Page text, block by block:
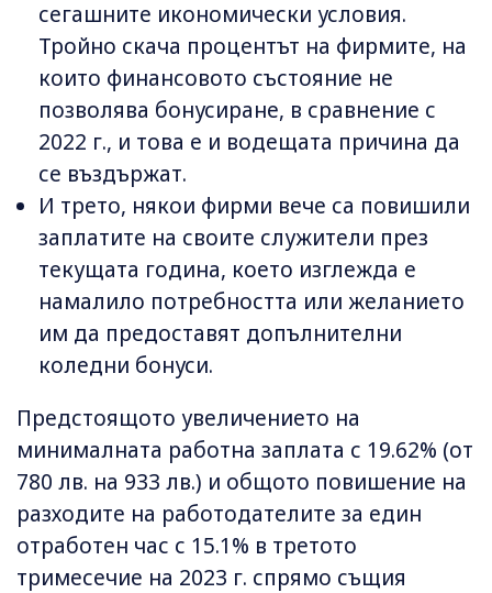
сегашните икономически условия.
Тройно скача процентът на фирмите, на
които финансовото състояние не
позволява бонусиране, в сравнение с
2022 г., и това е и водещата причина да
се въздържат.
И трето, някои фирми вече са повишили
заплатите на своите служители през
текущата година, което изглежда е
намалило потребността или желанието
им да предоставят допълнителни
коледни бонуси.
Предстоящото увеличението на
минималната работна заплата с 19.62% (от
780 лв. на 933 лв.) и общото повишение на
разходите на работодателите за един
отработен час с 15.1% в третото
тримесечие на 2023 г. спрямо същия